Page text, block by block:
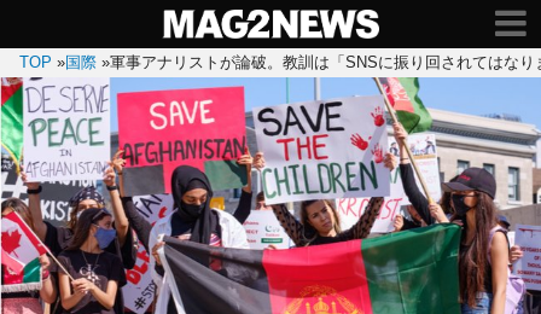
TOP »国際 »軍事アナリストが論破。教訓は「SNSに振り回されてはなり